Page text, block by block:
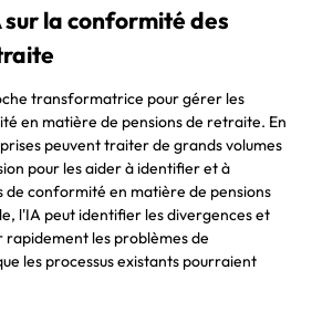
la conformité des
transformatrice pour gérer les
en matière de pensions de retraite. En
peuvent traiter de grands volumes
pour les aider à identifier et à
de conformité en matière de pensions
l'IA peut identifier les divergences et
rapidement les problèmes de
les processus existants pourraient